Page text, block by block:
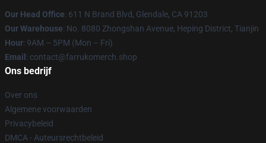
Our Head Office: 611 N Brand Blvd, Glendale, CA 91203
Our Warehouse: No. 8080 Zhongshan Avenue, Heping District, Tianjin
Hour: 9AM – 5PM (Mon – Fri)
Email : contact@farrukomerch.shop
Ons bedrijf
Over ons
Algemene voorwaarden
Privacybeleid
DMCA - Auteursrechtbeleid